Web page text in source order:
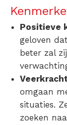
Positieve
geloven
beter zal
omgaan
situaties.
zoeken